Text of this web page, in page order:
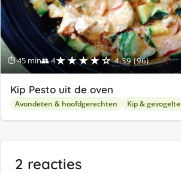
⏱ 45 min👥 4★★★★☆ 4.39 (96)
Kip Pesto uit de oven
Avondeten & hoofdgerechten Kip & gevogelte
2 reacties